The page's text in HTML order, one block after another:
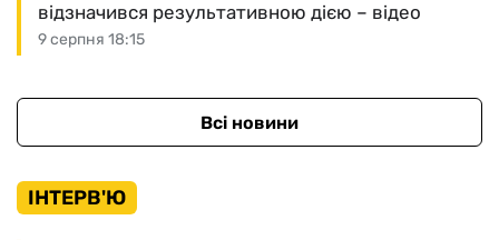
9 серпня 18:15
відзначився результативною дією – відео
Всі новини
ІНТЕРВ'Ю